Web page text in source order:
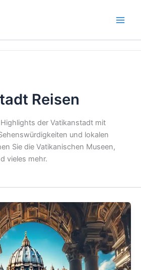
Reisen
der Vatikanstadt mit
und lokalen
Sie die Vatikanischen Museen,
vieles mehr.